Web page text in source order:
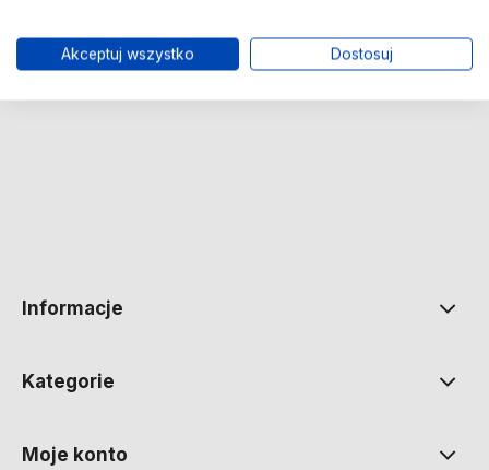
Zapisz się na nasz Newsletter – Wpisz adres e-mail
Informacje
Kategorie
Moje konto
Akceptuj wszystko Dostosuj